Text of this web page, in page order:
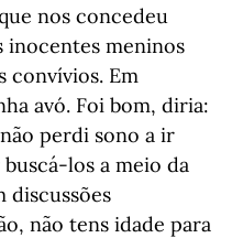
nos concedeu
inocentes meninos
convívios. Em
avó. Foi bom, diria:
perdi sono a ir
los a meio da
discussões
não tens idade para